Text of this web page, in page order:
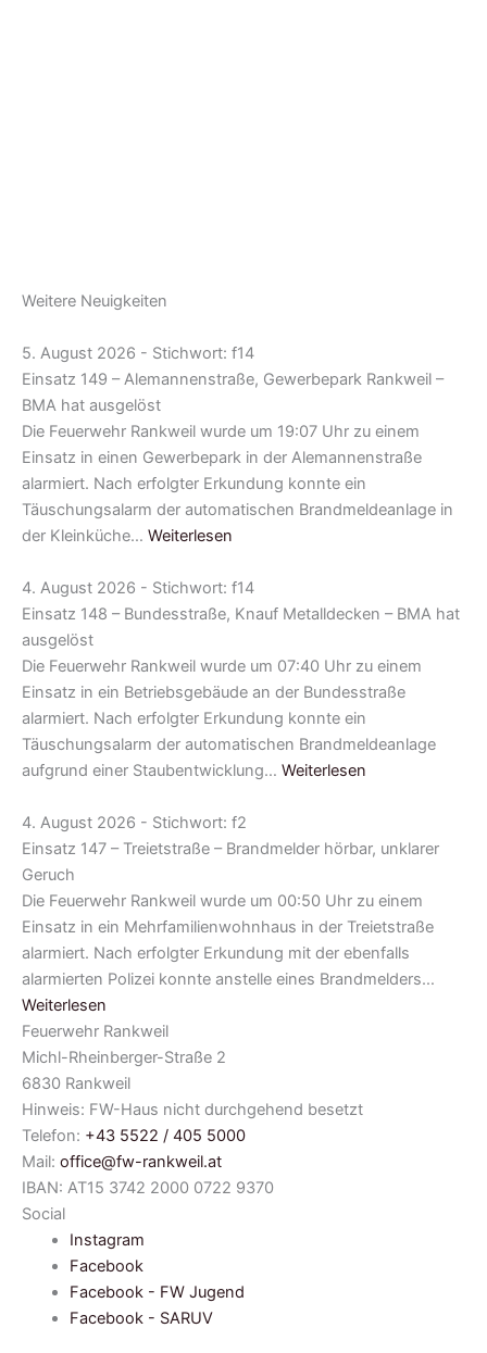
Weitere Neuigkeiten
5. August 2026 - Stichwort: f14
Einsatz 149 – Alemannenstraße, Gewerbepark Rankweil –
BMA hat ausgelöst
Die Feuerwehr Rankweil wurde um 19:07 Uhr zu einem
Einsatz in einen Gewerbepark in der Alemannenstraße
alarmiert. Nach erfolgter Erkundung konnte ein
Täuschungsalarm der automatischen Brandmeldeanlage in
der Kleinküche… Weiterlesen
4. August 2026 - Stichwort: f14
Einsatz 148 – Bundesstraße, Knauf Metalldecken – BMA hat
ausgelöst
Die Feuerwehr Rankweil wurde um 07:40 Uhr zu einem
Einsatz in ein Betriebsgebäude an der Bundesstraße
alarmiert. Nach erfolgter Erkundung konnte ein
Täuschungsalarm der automatischen Brandmeldeanlage
aufgrund einer Staubentwicklung… Weiterlesen
4. August 2026 - Stichwort: f2
Einsatz 147 – Treietstraße – Brandmelder hörbar, unklarer
Geruch
Die Feuerwehr Rankweil wurde um 00:50 Uhr zu einem
Einsatz in ein Mehrfamilienwohnhaus in der Treietstraße
alarmiert. Nach erfolgter Erkundung mit der ebenfalls
alarmierten Polizei konnte anstelle eines Brandmelders…
Weiterlesen
Feuerwehr Rankweil
Michl-Rheinberger-Straße 2
6830 Rankweil
Hinweis: FW-Haus nicht durchgehend besetzt
Telefon: +43 5522 / 405 5000
Mail: office@fw-rankweil.at
IBAN: AT15 3742 2000 0722 9370
Social
Instagram
Facebook
Facebook - FW Jugend
Facebook - SARUV